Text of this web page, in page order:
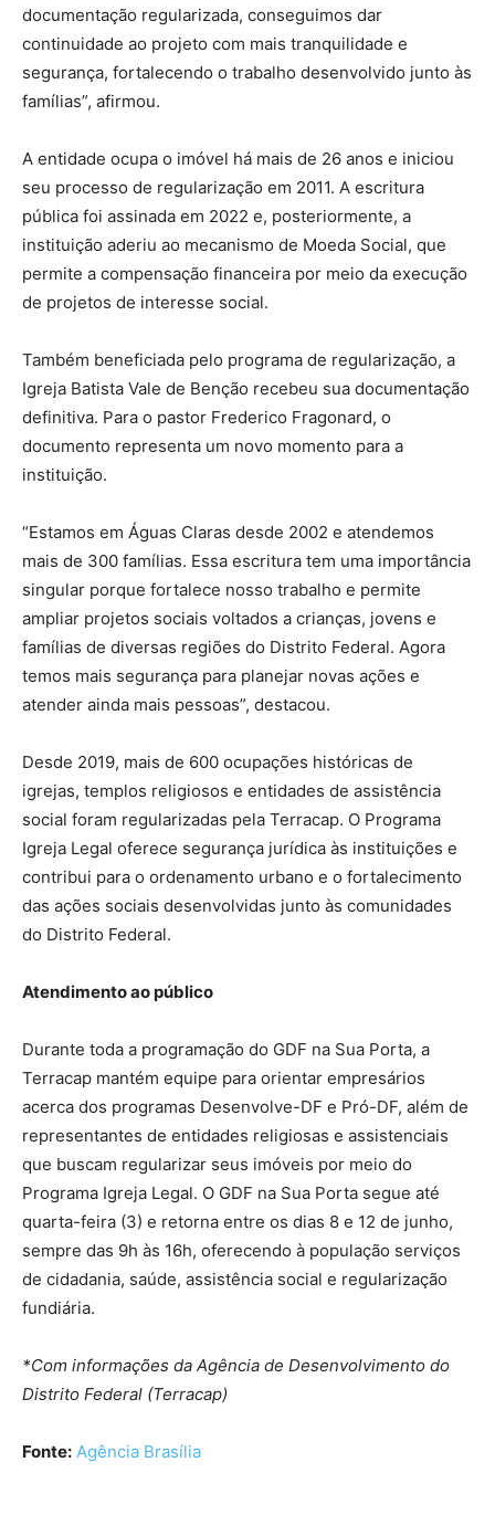
documentação regularizada, conseguimos dar
continuidade ao projeto com mais tranquilidade e
segurança, fortalecendo o trabalho desenvolvido junto às
famílias”, afirmou.
A entidade ocupa o imóvel há mais de 26 anos e iniciou
seu processo de regularização em 2011. A escritura
pública foi assinada em 2022 e, posteriormente, a
instituição aderiu ao mecanismo de Moeda Social, que
permite a compensação financeira por meio da execução
de projetos de interesse social.
Também beneficiada pelo programa de regularização, a
Igreja Batista Vale de Benção recebeu sua documentação
definitiva. Para o pastor Frederico Fragonard, o
documento representa um novo momento para a
instituição.
“Estamos em Águas Claras desde 2002 e atendemos
mais de 300 famílias. Essa escritura tem uma importância
singular porque fortalece nosso trabalho e permite
ampliar projetos sociais voltados a crianças, jovens e
famílias de diversas regiões do Distrito Federal. Agora
temos mais segurança para planejar novas ações e
atender ainda mais pessoas”, destacou.
Desde 2019, mais de 600 ocupações históricas de
igrejas, templos religiosos e entidades de assistência
social foram regularizadas pela Terracap. O Programa
Igreja Legal oferece segurança jurídica às instituições e
contribui para o ordenamento urbano e o fortalecimento
das ações sociais desenvolvidas junto às comunidades
do Distrito Federal.
Atendimento ao público
Durante toda a programação do GDF na Sua Porta, a
Terracap mantém equipe para orientar empresários
acerca dos programas Desenvolve-DF e Pró-DF, além de
representantes de entidades religiosas e assistenciais
que buscam regularizar seus imóveis por meio do
Programa Igreja Legal. O GDF na Sua Porta segue até
quarta-feira (3) e retorna entre os dias 8 e 12 de junho,
sempre das 9h às 16h, oferecendo à população serviços
de cidadania, saúde, assistência social e regularização
fundiária.
*Com informações da Agência de Desenvolvimento do
Distrito Federal (Terracap)
Fonte: Agência Brasília